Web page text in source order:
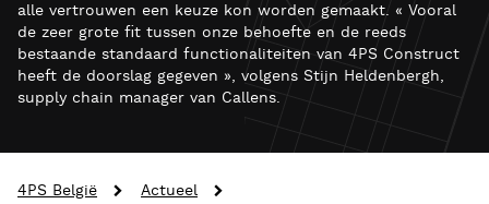
alle vertrouwen een keuze kon worden gemaakt. « Vooral
de zeer grote fit tussen onze behoefte en de reeds
bestaande standaard functionaliteiten van 4PS Construct
heeft de doorslag gegeven », volgens Stijn Heldenbergh,
supply chain manager van Callens.
4PS België
Actueel